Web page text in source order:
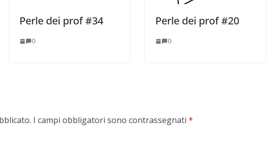
Perle dei prof #34
0
Perle dei prof #20
0
I campi obbligatori sono contrassegnati *